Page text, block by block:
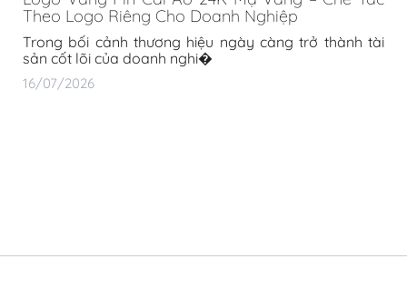
Theo Logo Riêng Cho Doanh Nghiệp
Trong bối cảnh thương hiệu ngày càng trở thành tài
sản cốt lõi của doanh nghi�
16/07/2026